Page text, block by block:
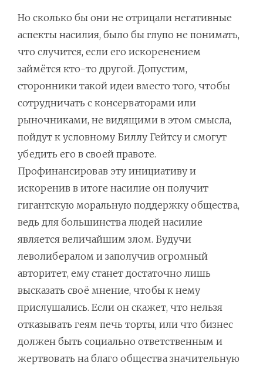
Но сколько бы они не отрицали негативные
аспекты насилия, было бы глупо не понимать,
что случится, если его искоренением
займётся кто-то другой. Допустим,
сторонники такой идеи вместо того, чтобы
сотрудничать с консерваторами или
рыночниками, не видящими в этом смысла,
пойдут к условному Биллу Гейтсу и смогут
убедить его в своей правоте.
Профинансировав эту инициативу и
искоренив в итоге насилие он получит
гигантскую моральную поддержку общества,
ведь для большинства людей насилие
является величайшим злом. Будучи
леволибералом и заполучив огромный
авторитет, ему станет достаточно лишь
высказать своё мнение, чтобы к нему
прислушались. Если он скажет, что нельзя
отказывать геям печь торты, или что бизнес
должен быть социально ответственным и
жертвовать на благо общества значительную